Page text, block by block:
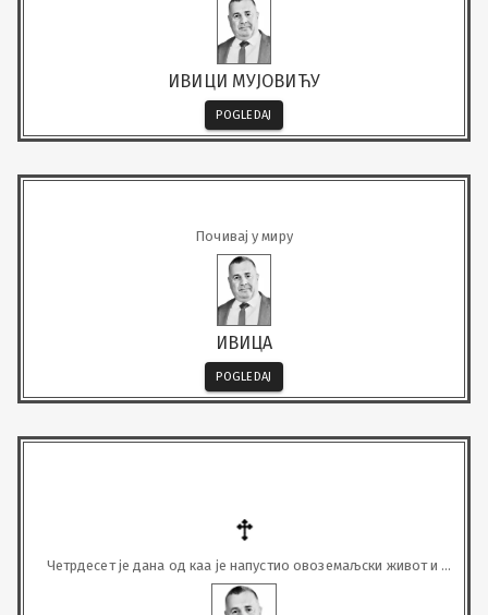
ИВИЦИ МУЈОВИЋУ
POGLEDAJ
Почивај у миру
ИВИЦА
POGLEDAJ
Четрдесет је дана од каа је напустио овоземаљски живот и
преселио се у царство небеско, наш драги